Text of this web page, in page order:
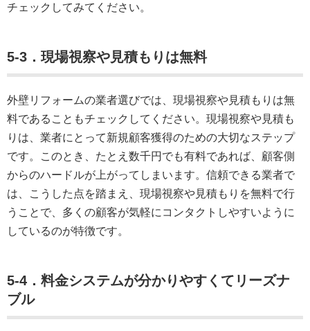
チェックしてみてください。
5-3．現場視察や見積もりは無料
外壁リフォームの業者選びでは、現場視察や見積もりは無
料であることもチェックしてください。現場視察や見積も
りは、業者にとって新規顧客獲得のための大切なステップ
です。このとき、たとえ数千円でも有料であれば、顧客側
からのハードルが上がってしまいます。信頼できる業者で
は、こうした点を踏まえ、現場視察や見積もりを無料で行
うことで、多くの顧客が気軽にコンタクトしやすいように
しているのが特徴です。
5-4．料金システムが分かりやすくてリーズナ
ブル